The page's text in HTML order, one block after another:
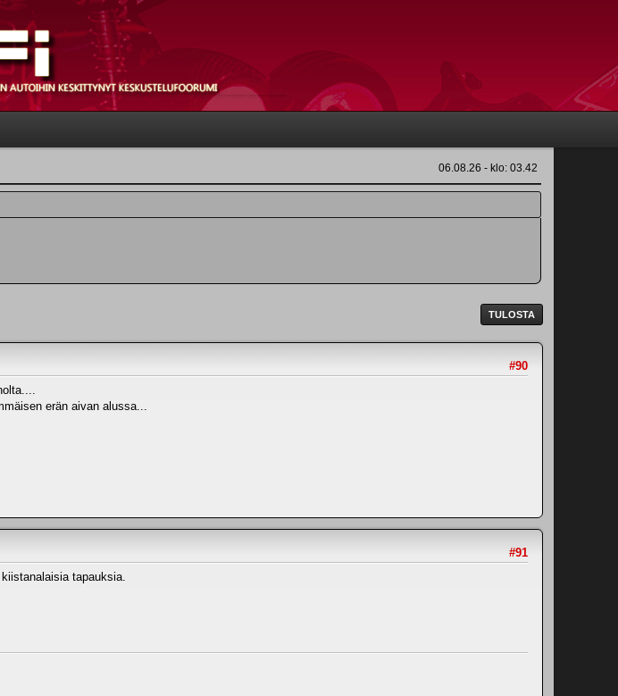
06.08.26 - klo: 03.42
TULOSTA
#90
erän aivan alussa...
#91
tapauksia.